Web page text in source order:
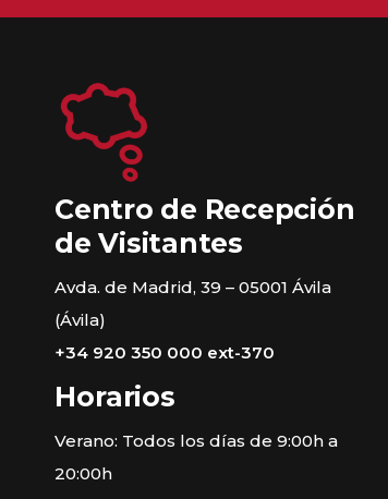
Centro de Recepción
de Visitantes
Avda. de Madrid, 39 – 05001 Ávila
(Ávila)
+34 920 350 000 ext-370
Horarios
Verano: Todos los días de 9:00h a
20:00h